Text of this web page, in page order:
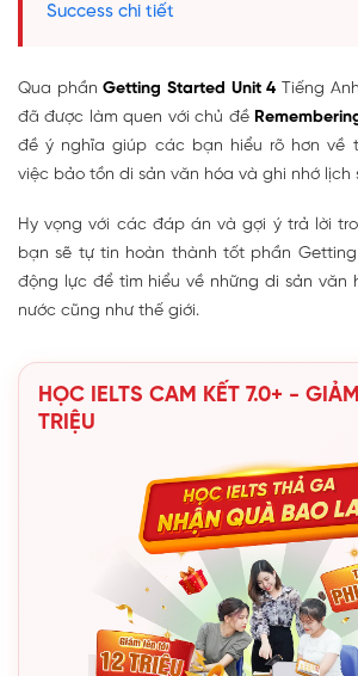
Success chi tiết
Qua phầnGetting Started Unit 4 Tiếng
đã được làm quen với chủ đề
đề ý nghĩa giúp các bạn hiểu rõ hơn về
việc bảo tồn di sản văn hóa và ghi nhớ lịch
Hy vọng với các đáp án và gợi ý trả lời
bạn sẽ tự tin hoàn thành tốt phần
động lực để tìm hiểu về những di sản văn
nước cũng như thế giới.
HỌC IELTS CAM KẾT 7.0+ -
TRIỆU